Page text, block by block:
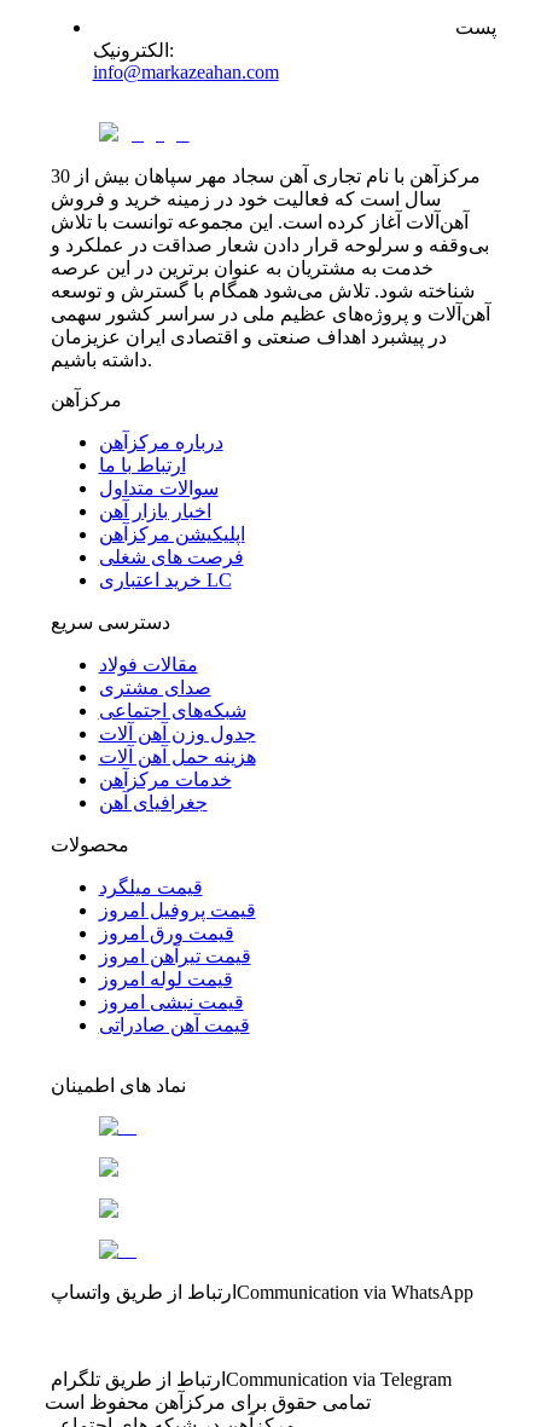
پست
الکترونیک :
info@markazeahan.com
مرکزآهن با نام تجاری آهن سجاد مهر سپاهان بیش از 30
سال است که فعالیت خود در زمینه خرید و فروش
آهن‌آلات آغاز کرده است. این مجموعه توانست با تلاش
بی‌وقفه و سرلوحه قرار دادن شعار صداقت در عملکرد و
خدمت به مشتریان به عنوان برترین در این عرصه
شناخته شود. تلاش می‌شود همگام با گسترش و توسعه
آهن‌آلات و پروژه‌های عظیم ملی در سراسر کشور سهمی
در پیشبرد اهداف صنعتی و اقتصادی ایران عزیزمان
داشته باشیم.
مرکزآهن
درباره مرکزآهن
ارتباط با ما
سوالات متداول
اخبار بازار آهن
اپلیکیشن مرکزآهن
فرصت های شغلی
خرید اعتباری LC
دسترسی سریع
مقالات فولاد
صدای مشتری
شبکه‌های اجتماعی
جدول وزن آهن آلات
هزینه حمل آهن آلات
خدمات مرکزآهن
جغرافیای آهن
محصولات
قیمت میلگرد
قیمت پروفیل امروز
قیمت ورق امروز
قیمت تیرآهن امروز
قیمت لوله امروز
قیمت نبشی امروز
قیمت آهن صادراتی
نماد های اطمینان
ارتباط از طریق واتساپ Communication via WhatsApp
ارتباط از طریق تلگرام Communication via Telegram
تمامی حقوق برای مرکزآهن محفوظ است